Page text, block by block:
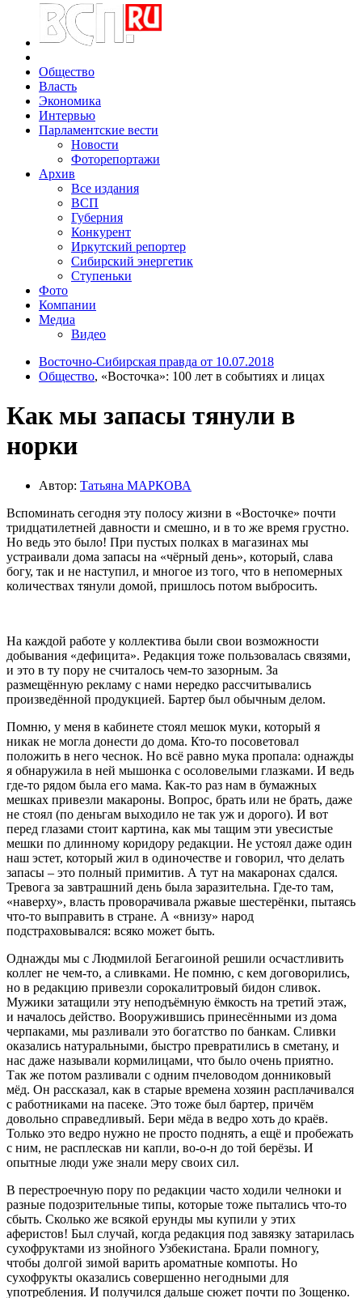
Общество
Власть
Экономика
Интервью
Парламентские вести
Новости
Фоторепортажи
Архив
Все издания
ВСП
Губерния
Конкурент
Иркутский репортер
Сибирский энергетик
Ступеньки
Фото
Компании
Медиа
Видео
Восточно-Сибирская правда от 10.07.2018
Общество, «Восточка»: 100 лет в событиях и лицах
Как мы запасы тянули в
норки
Автор: Татьяна МАРКОВА
Вспоминать сегодня эту полосу жизни в «Восточке» почти
тридцатилетней давности и смешно, и в то же время грустно.
Но ведь это было! При пустых полках в магазинах мы
устраивали дома запасы на «чёрный день», который, слава
богу, так и не наступил, и многое из того, что в непомерных
количествах тянули домой, пришлось потом выбросить.
На каждой работе у коллектива были свои возможности
добывания «дефицита». Редакция тоже пользовалась связями,
и это в ту пору не считалось чем-то зазорным. За
размещённую рекламу с нами нередко рассчитывались
произведённой продукцией. Бартер был обычным делом.
Помню, у меня в кабинете стоял мешок муки, который я
никак не могла донести до дома. Кто-то посоветовал
положить в него чеснок. Но всё равно мука пропала: однажды
я обнаружила в ней мышонка с осоловелыми глазками. И ведь
где-то рядом была его мама. Как-то раз нам в бумажных
мешках привезли макароны. Вопрос, брать или не брать, даже
не стоял (по деньгам выходило не так уж и дорого). И вот
перед глазами стоит картина, как мы тащим эти увесистые
мешки по длинному коридору редакции. Не устоял даже один
наш эстет, который жил в одиночестве и говорил, что делать
запасы – это полный примитив. А тут на макаронах сдался.
Тревога за завтрашний день была заразительна. Где-то там,
«наверху», власть проворачивала ржавые шестерёнки, пытаясь
что-то выправить в стране. А «внизу» народ
подстраховывался: всяко может быть.
Однажды мы с Людмилой Бегагоиной решили осчастливить
коллег не чем-то, а сливками. Не помню, с кем договорились,
но в редакцию привезли сорокалитровый бидон сливок.
Мужики затащили эту неподъёмную ёмкость на третий этаж,
и началось действо. Вооружившись принесёнными из дома
черпаками, мы разливали это богатство по банкам. Сливки
оказались натуральными, быстро превратились в сметану, и
нас даже называли кормилицами, что было очень приятно.
Так же потом разливали с одним пчеловодом донниковый
мёд. Он рассказал, как в старые времена хозяин расплачивался
с работниками на пасеке. Это тоже был бартер, причём
довольно справедливый. Бери мёда в ведро хоть до краёв.
Только это ведро нужно не просто поднять, а ещё и пробежать
с ним, не расплескав ни капли, во-о-н до той берёзы. И
опытные люди уже знали меру своих сил.
В перестроечную пору по редакции часто ходили челноки и
разные подозрительные типы, которые тоже пытались что-то
сбыть. Сколько же всякой ерунды мы купили у этих
аферистов! Был случай, когда редакция под завязку затарилась
сухофруктами из знойного Узбекистана. Брали помногу,
чтобы долгой зимой варить ароматные компоты. Но
сухофрукты оказались совершенно негодными для
употребления. И получился дальше сюжет почти по Зощенко.